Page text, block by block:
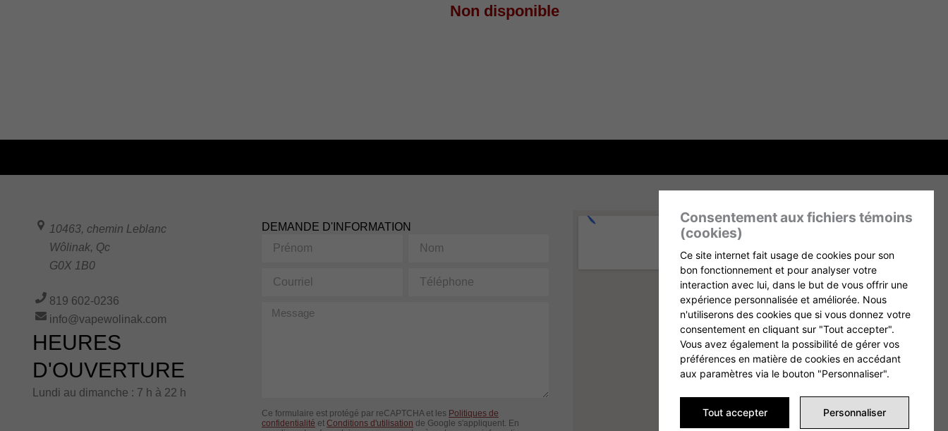
Non disponible
10463, chemin Leblanc
Wôlinak, Qc
G0X 1B0
819 602-0236
info@vapewolinak.com
HEURES
D'OUVERTURE
Lundi au dimanche : 7 h à 22 h
DEMANDE D'INFORMATION
Prénom Nom
Courriel Téléphone
Message
Ce formulaire est protégé par reCAPTCHA et les Politiques de
confidentialité et Conditions d'utilisation de Google s'appliquent. En
Consentement aux fichiers témoins
(cookies)
Ce site internet fait usage de cookies pour son
bon fonctionnement et pour analyser votre
interaction avec lui, dans le but de vous offrir une
expérience personnalisée et améliorée. Nous
n'utiliserons des cookies que si vous donnez votre
consentement en cliquant sur "Tout accepter".
Vous avez également la possibilité de gérer vos
préférences en matière de cookies en accédant
aux paramètres via le bouton "Personnaliser".
Tout accepter Personnaliser